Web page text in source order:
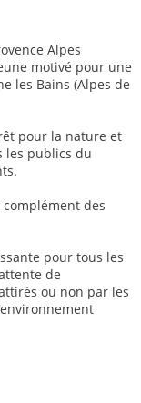
Alpes
motivé pour une
les Bains (Alpes de
pour la nature et
les publics du
des
pour tous les
de
ou non par les